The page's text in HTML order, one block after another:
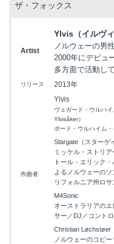
ザ・フォックス
Artist
Ylvis（イルヴィ
ノルウェーの男
2000年にデビュ
多方面で活動して
リリース 2013年
作曲者
Ylvis
ヴェガード・ウルハ
Ylvisåker）
ボード・ウルハイム
Stargate（スターゲ
ミッケル・ストリ
トール・エリック
よるノルウェーの
リフォルニア州ロサ
M4Sonic
オーストラリアの
サー／DJ／コント
Christian Løchstøer
ノルウェーのコピ